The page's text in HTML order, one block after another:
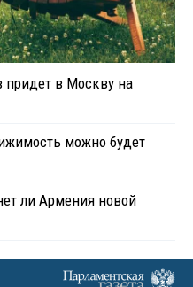
придет в Москву на
можно будет
ли Армения новой